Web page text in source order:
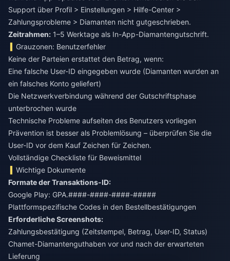
Support über Profil > Einstellungen > Hilfe-Center >
Zahlungsprobleme > Diamanten nicht gutgeschrieben.
Zeitrahmen: 1–5 Werktage als In-App-Diamantengutschrift.
Grauzonen: Benutzerfehler
Keine der Parteien erstattet den Betrag, wenn:
Eine falsche User-ID eingegeben wurde (Diamanten wurden an
ein falsches Konto geliefert)
Die Netzwerkverbindung während der Gutschriftsphase
unterbrochen wurde
Technische Probleme aufseiten des Benutzers vorliegen
Prävention ist besser als Problemlösung – überprüfen Sie die
User-ID vor dem Kauf Zeichen für Zeichen.
Vollständige Checkliste für Beweismittel
Wichtige Dokumente
Formate der Transaktions-ID:
Google Play: GPA.####-####-####-#####
Plattformspezifische Codes in den Bestellbestätigungen
Erforderliche Screenshots:
Zahlungsbestätigung (Zeitstempel, Betrag, User-ID, Status)
Chamet-Diamantenguthaben vor und nach der erwarteten
Lieferung